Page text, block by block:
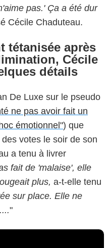
pas.' Ça a été dur
Cécile Chaduteau.
tétanisée après
Cécile
détails
De Luxe sur le pseudo
ne pas avoir fait un
émotionnel") que
votes le soir de son
a tenu à livrer
fait de 'malaise', elle
plus, a-t-elle tenu
sur place. Elle ne
"